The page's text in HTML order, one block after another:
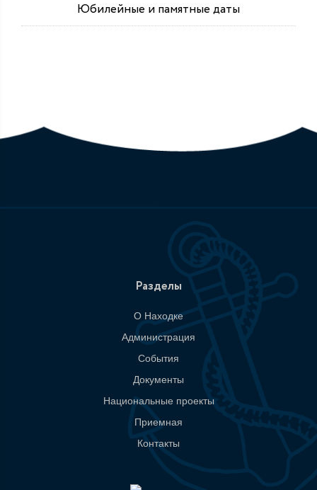
Юбилейные и памятные даты
Разделы
О Находке
Администрация
События
Документы
Национальные проекты
Приемная
Контакты